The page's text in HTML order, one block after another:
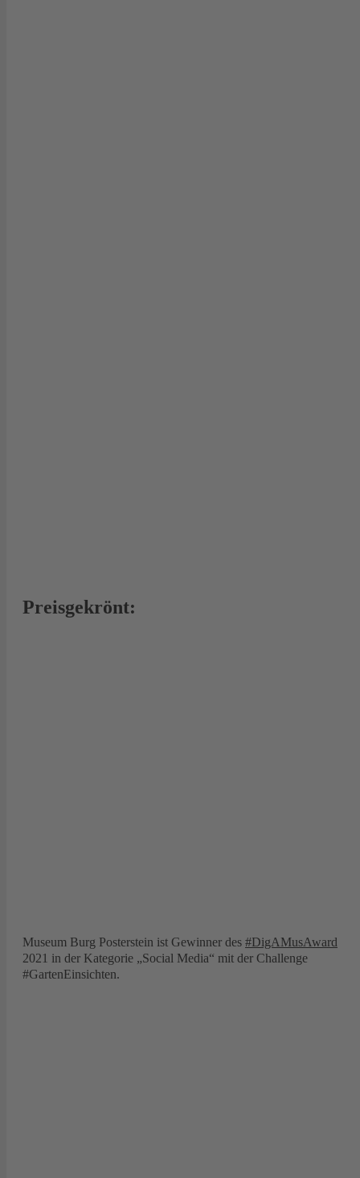
Preisgekrönt:
Museum Burg Posterstein ist Gewinner des #DigAMusAward
2021 in der Kategorie „Social Media“ mit der Challenge
#GartenEinsichten.